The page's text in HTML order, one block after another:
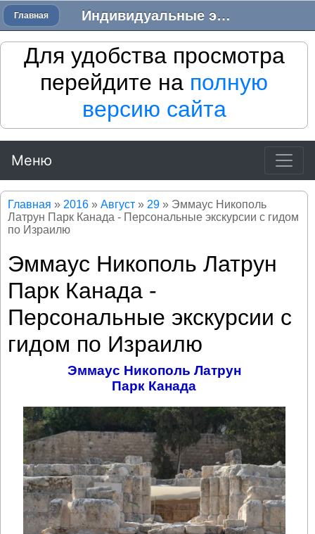
Индивидуальные экскурсии в Израиле - Трансфер в Израиле
Главная
Для удобства просмотра
перейдите на полную
версию сайта
Меню
Главная » 2016 » Август » 29 » Эммаус Никополь
Латрун Парк Канада - Персональные экскурсии с гидом
по Израилю
Эммаус Никополь Латрун
Парк Канада -
Персональные экскурсии с
гидом по Израилю
Эммаус Никополь Латрун
Парк Канада